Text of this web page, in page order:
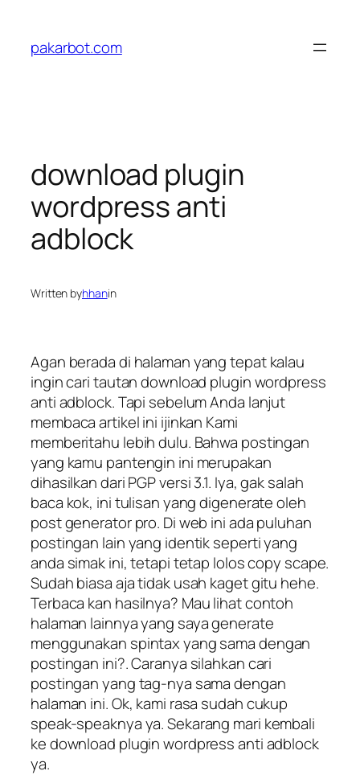
content
pakarbot.com
download plugin
wordpress anti
adblock
Written byhhanin
Agan berada di halaman yang tepat kalau
ingin cari tautan download plugin wordpress
anti adblock. Tapi sebelum Anda lanjut
membaca artikel ini ijinkan Kami
memberitahu lebih dulu. Bahwa postingan
yang kamu pantengin ini merupakan
dihasilkan dari PGP versi 3.1. Iya, gak salah
baca kok, ini tulisan yang digenerate oleh
post generator pro. Di web ini ada puluhan
postingan lain yang identik seperti yang
anda simak ini, tetapi tetap lolos copy scape.
Sudah biasa aja tidak usah kaget gitu hehe.
Terbaca kan hasilnya? Mau lihat contoh
halaman lainnya yang saya generate
menggunakan spintax yang sama dengan
postingan ini?. Caranya silahkan cari
postingan yang tag-nya sama dengan
halaman ini. Ok, kami rasa sudah cukup
speak-speaknya ya. Sekarang mari kembali
ke download plugin wordpress anti adblock
ya.